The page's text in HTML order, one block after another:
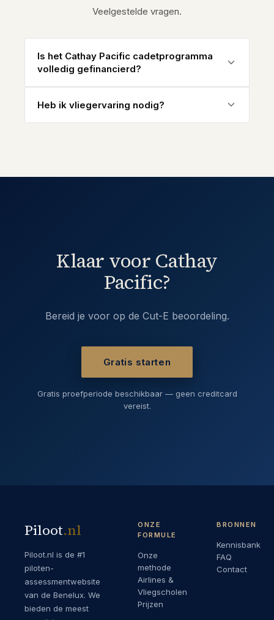
Veelgestelde vragen.
Is het Cathay Pacific cadetprogramma
volledig gefinancierd?
Heb ik vliegervaring nodig?
Klaar voor Cathay
Pacific?
Bereid je voor op de Cut-E beoordeling.
Gratis starten
Gratis proefperiode beschikbaar — geen creditcard
vereist.
Piloot.nl
Piloot.nl is de #1
piloten-
assessmentwebsite
van de Benelux. We
bieden de meest
ONZE
FORMULE
Onze
methode
Airlines &
Vliegscholen
Prijzen
BRONNEN
Kennisbank
FAQ
Contact